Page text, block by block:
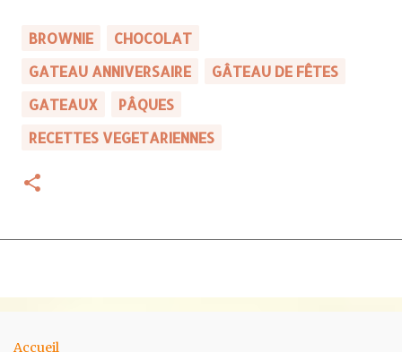
BROWNIE
CHOCOLAT
GATEAU ANNIVERSAIRE
GÂTEAU DE FÊTES
GATEAUX
PÂQUES
RECETTES VEGETARIENNES
Accueil